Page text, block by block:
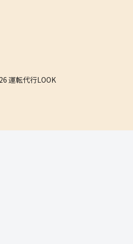
運転代行LOOK